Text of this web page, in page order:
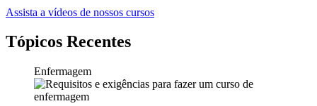
Assista a vídeos de nossos cursos
Tópicos Recentes
Enfermagem